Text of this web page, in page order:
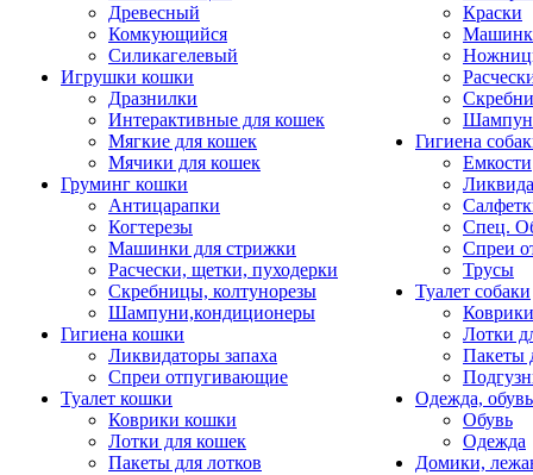
Древесный
Комкующийся
Силикагелевый
Игрушки кошки
Дразнилки
Интерактивные для кошек
Мягкие для кошек
Мячики для кошек
Груминг кошки
Антицарапки
Когтерезы
Машинки для стрижки
Расчески, щетки, пуходерки
Скребницы, колтунорезы
Шампуни,кондиционеры
Гигиена кошки
Ликвидаторы запаха
Спреи отпугивающие
Туалет кошки
Коврики кошки
Лотки для кошек
Пакеты для лотков
Краски
Гигиена
Емкости
Спец.
Спреи
Трусы
Туалет собаки
Коврики
Лотки
Пакеты
Одежда, обувь
Обувь
Одежда
Домики,